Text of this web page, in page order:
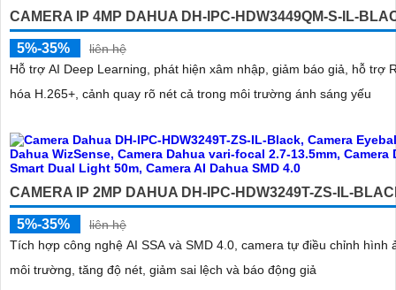
CAMERA IP 4MP DAHUA DH-IPC-HDW3449QM-S-IL-
5%-35%
liên hệ
Hỗ trợ AI Deep Learning, phát hiện xâm nhập, giảm báo giả, hỗ trợ
hóa H.265+, cảnh quay rõ nét cả trong môi trường ánh sáng yếu
CAMERA IP 2MP DAHUA DH-IPC-HDW3249T-ZS-IL-
5%-35%
liên hệ
Tích hợp công nghệ AI SSA và SMD 4.0, camera tự điều chỉnh hình
môi trường, tăng độ nét, giảm sai lệch và báo động giả